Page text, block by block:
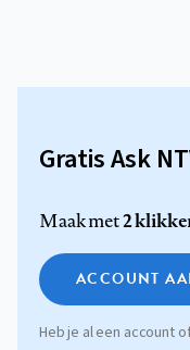
Gratis Ask
Maak met2
ACCOUNT
Heb je al een account